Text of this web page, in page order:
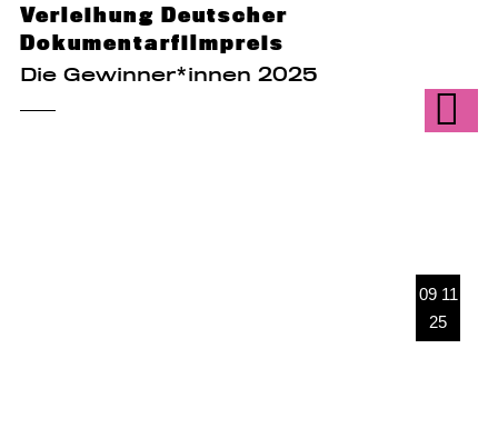
Verleihung Deutscher
Dokumentarfilmpreis
Die Gewinner*innen 2025
09 11
25